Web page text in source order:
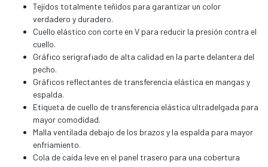
Tejidos totalmente teñidos para garantizar un color
verdadero y duradero.
Cuello elástico con corte en V para reducir la presión contra el
cuello.
Gráfico serigrafiado de alta calidad en la parte delantera del
pecho.
Gráficos reflectantes de transferencia elástica en mangas y
espalda.
Etiqueta de cuello de transferencia elástica ultradelgada para
mayor comodidad.
Malla ventilada debajo de los brazos y la espalda para mayor
enfriamiento.
Cola de caída leve en el panel trasero para una cobertura